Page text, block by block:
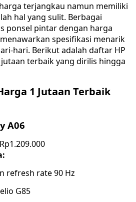
terjangkau namun memiliki
hal yang sulit. Berbagai
ponsel pintar dengan harga
spesifikasi menarik
hari. Berikut adalah daftar HP
terbaik yang dirilis hingga
1 Jutaan Terbaik
A06
refresh rate 90 Hz
G85